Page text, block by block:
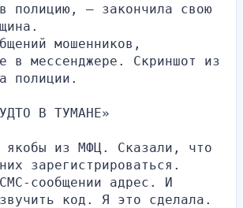
полицию, — закончила свою
мошенников,
в мессенджере. Скриншот из
полиции.
В ТУМАНЕ»
якобы из МФЦ. Сказали, что
зарегистрироваться.
сообщении адрес. И
код. Я это сделала.